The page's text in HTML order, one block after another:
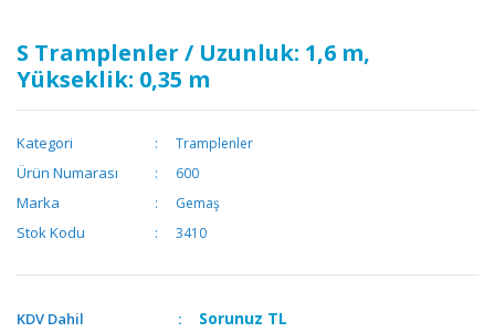
S Tramplenler / Uzunluk: 1,6 m,
Yükseklik: 0,35 m
Kategori Tramplenler
Ürün Numarası 600
Marka Gemaş
Stok Kodu 3410
KDV Dahil Sorunuz TL